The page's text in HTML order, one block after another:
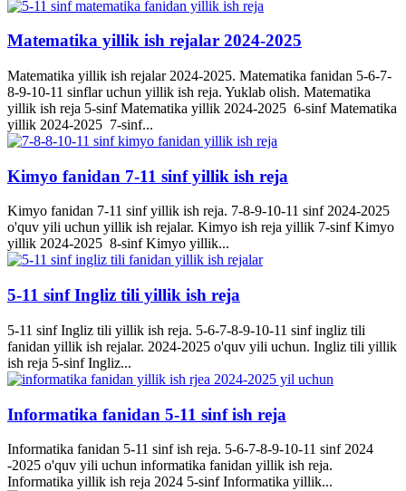
Matematika yillik ish rejalar 2024-2025
Matematika yillik ish rejalar 2024-2025. Matematika fanidan 5-6-7-
8-9-10-11 sinflar uchun yillik ish reja. Yuklab olish. Matematika
yillik ish reja 5-sinf Matematika yillik 2024-2025 6-sinf Matematika
yillik 2024-2025 7-sinf...
Kimyo fanidan 7-11 sinf yillik ish reja
Kimyo fanidan 7-11 sinf yillik ish reja. 7-8-9-10-11 sinf 2024-2025
o'quv yili uchun yillik ish rejalar. Kimyo ish reja yillik 7-sinf Kimyo
yillik 2024-2025 8-sinf Kimyo yillik...
5-11 sinf Ingliz tili yillik ish reja
5-11 sinf Ingliz tili yillik ish reja. 5-6-7-8-9-10-11 sinf ingliz tili
fanidan yillik ish rejalar. 2024-2025 o'quv yili uchun. Ingliz tili yillik
ish reja 5-sinf Ingliz...
Informatika fanidan 5-11 sinf ish reja
Informatika fanidan 5-11 sinf ish reja. 5-6-7-8-9-10-11 sinf 2024
-2025 o'quv yili uchun informatika fanidan yillik ish reja.
Informatika yillik ish reja 2024 5-sinf Informatika yillik...